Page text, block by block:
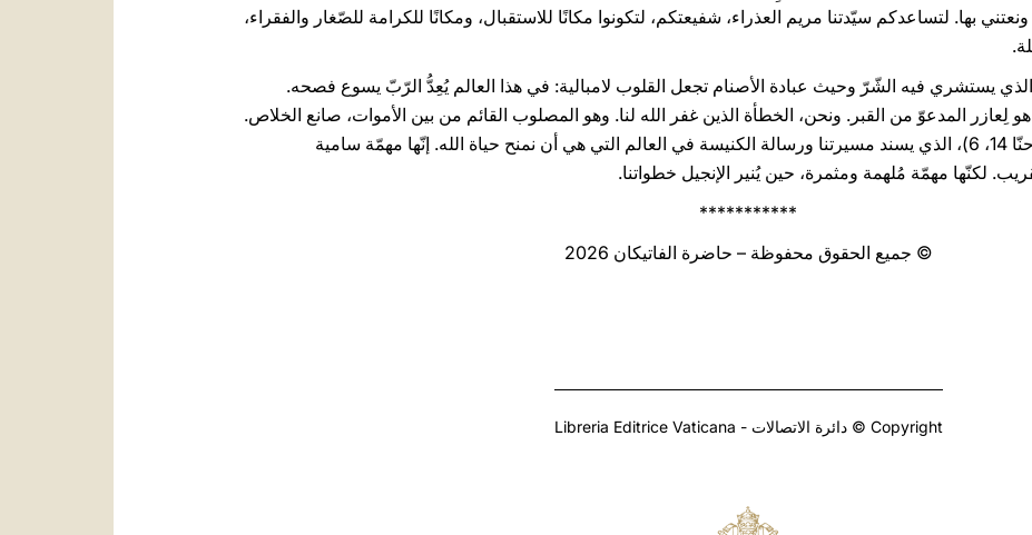
بها. لتساعدكم سيّدتنا مريم العذراء، شفيعتكم، لتكونوا مكانًا للاستقبال، ومكانًا للكرامة للصّغار والفقراء،
يستشري فيه الشّرّ وحيث عبادة الأصنام تجعل القلوب لامبالية: في هذا العالم يُعِدُّ الرّبّ يسوع فصحه.
لِعازر المدعوّ من القبر. ونحن، الخطأة الذين غفر الله لنا. وهو المصلوب القائم من بين الأموات، صانع الخلاص.
إنّه "الطَّريقُ والحَقُّ والحَياة" (يوحنّا 14، 6)، الذي يسند مسيرتنا ورسالة الكنيسة في العالم التي هي أن نمنح حياة الله. إنّها مهمّة سامية
لكنّها مهمّة مُلهمة ومثمرة، حين يُنير الإنجيل خطواتنا.
***********
© جميع الحقوق محفوظة – حاضرة الفاتيكان 2026
Copyright © دائرة الاتصالات - Libreria Editrice Vaticana